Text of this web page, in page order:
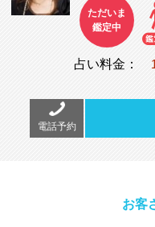
ただいま
鑑定中
占い料金：
電話予約
お客